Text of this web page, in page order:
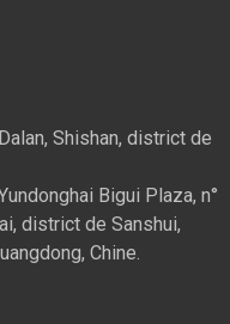
Shishan, district de
Bigui Plaza, n°
district de Sanshui,
Chine.